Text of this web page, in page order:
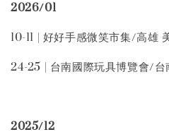
2026/01
10-11 | 好好手感微笑市集/高雄
24-25 | 台南國際玩具博覽會/台
2025/12